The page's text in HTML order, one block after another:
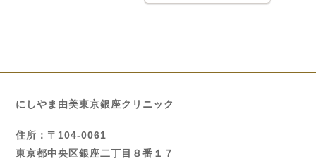
にしやま由美東京銀座クリニック
住所：〒104-0061
東京都中央区銀座二丁目８番１７